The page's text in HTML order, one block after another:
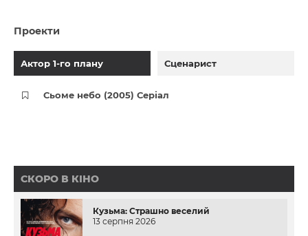
Проекти
Актор 1-го плану Сценарист
Сьоме небо (2005) Серіал
СКОРО В КІНО
Кузьма: Страшно веселий
13 серпня 2026